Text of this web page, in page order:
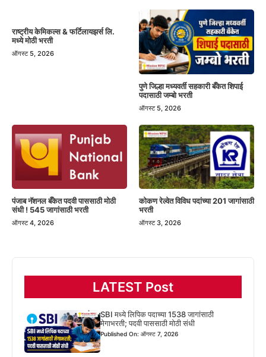
राष्ट्रीय केमिकल्स & फर्टिलायझर्स लि.
मध्ये मोठी भरती
ऑगस्ट 5, 2026
पुणे जिल्हा मध्यवर्ती सहकारी बँकेत शिपाई
पदासाठी जम्बो भरती
ऑगस्ट 5, 2026
पंजाब नॅशनल बँकेत पदवी पाससाठी मोठी
संधी ! 545 जागांसाठी भरती
ऑगस्ट 4, 2026
कोकण रेल्वेत विविध पदांच्या 201 जागांसाठी
भरती
ऑगस्ट 3, 2026
LATEST Post
SBI मध्ये लिपिक पदाच्या 1538 जागांसाठी
मेगाभरती; पदवी पाससाठी मोठी संधी
Published On: ऑगस्ट 7, 2026